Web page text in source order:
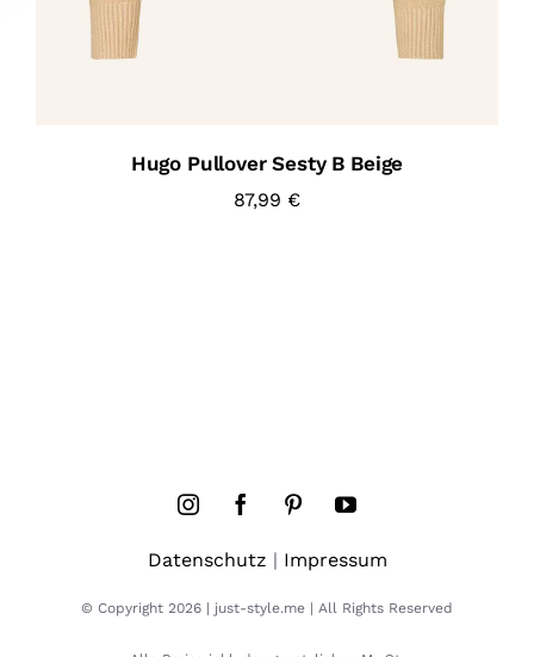
Hugo Pullover Sesty B Beige
87,99 €
Datenschutz | Impressum
© Copyright 2026 | just-style.me | All Rights Reserved